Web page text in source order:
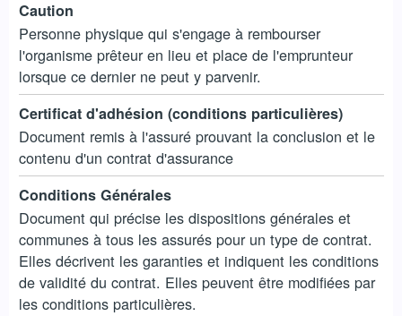
Caution
Personne physique qui s'engage à rembourser
l'organisme prêteur en lieu et place de l'emprunteur
lorsque ce dernier ne peut y parvenir.
Certificat d'adhésion (conditions particulières)
Document remis à l'assuré prouvant la conclusion et le
contenu d'un contrat d'assurance
Conditions Générales
Document qui précise les dispositions générales et
communes à tous les assurés pour un type de contrat.
Elles décrivent les garanties et indiquent les conditions
de validité du contrat. Elles peuvent être modifiées par
les conditions particulières.